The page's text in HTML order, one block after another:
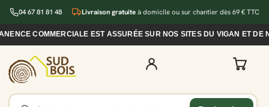
04 67 81 81 48 Livraison gratuite à domicile ou sur chantier dès 69 € TTC
COMMERCIALE EST ASSURÉE SUR NOS SITES DU VIGAN ET DE